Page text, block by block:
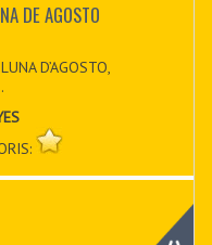
DE AGOSTO
D’AGOSTO,